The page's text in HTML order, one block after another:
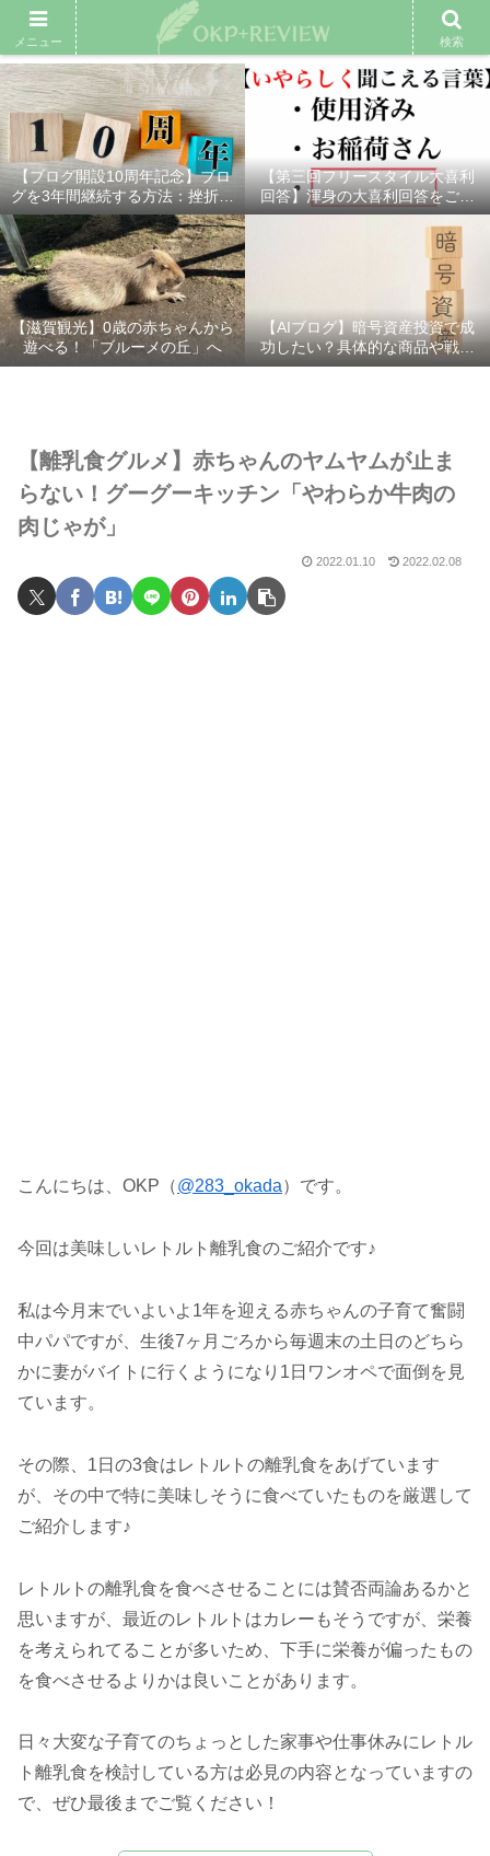
雑記ブログ プロフィール 余興動画 ベスト大喜利 スポ
【ブログ開設10周年記念】ブロ
グを3年間継続する方法：挫折し
ないための7つの秘訣
【第三回フリースタイル大喜利
回答】渾身の大喜利回答をご紹
介！
【滋賀観光】0歳の赤ちゃんから
遊べる！「ブルーメの丘」へ
【AIブログ】暗号資産投資で成
功したい？具体的な商品や戦略
を分かりやすく解説！
【離乳食グルメ】赤ちゃんのヤムヤムが止ま
らない！グーグーキッチン「やわらか牛肉の
肉じゃが」
2022.01.10 2022.02.08
こんにちは、OKP（@283_okada）です。
今回は美味しいレトルト離乳食のご紹介です♪
私は今月末でいよいよ1年を迎える赤ちゃんの子育て奮闘
中パパですが、生後7ヶ月ごろから毎週末の土日のどちら
かに妻がバイトに行くようになり1日ワンオペで面倒を見
ています。
その際、1日の3食はレトルトの離乳食をあげています
が、その中で特に美味しそうに食べていたものを厳選して
ご紹介します♪
レトルトの離乳食を食べさせることには賛否両論あるかと
思いますが、最近のレトルトはカレーもそうですが、栄養
を考えられてることが多いため、下手に栄養が偏ったもの
を食べさせるよりかは良いことがあります。
日々大変な子育てのちょっとした家事や仕事休みにレトル
ト離乳食を検討している方は必見の内容となっていますの
で、ぜひ最後までご覧ください！
メニュー 検索